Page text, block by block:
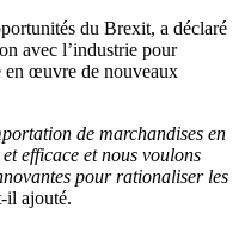
du Brexit, a déclaré
avec l’industrie pour
en œuvre de nouveaux
de marchandises en
efficace et nous voulons
pour rationaliser les
il ajouté.